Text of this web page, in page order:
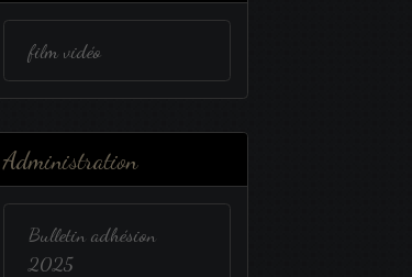
film vidéo
Administration
Bulletin adhésion
2025